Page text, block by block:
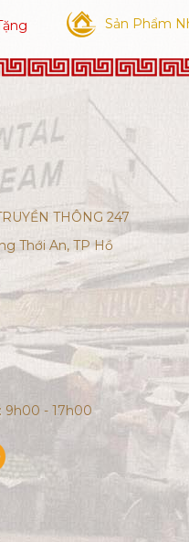
Sản Phẩm
THÔNG 247
Thới An, TP Hồ
9h00 - 17h00